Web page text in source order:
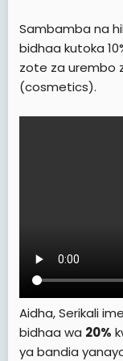
Sambamba na
bidhaa kutoka
zote za urembo
(cosmetics).
Aidha, Serikali
bidhaa wa 20%
ya bandia